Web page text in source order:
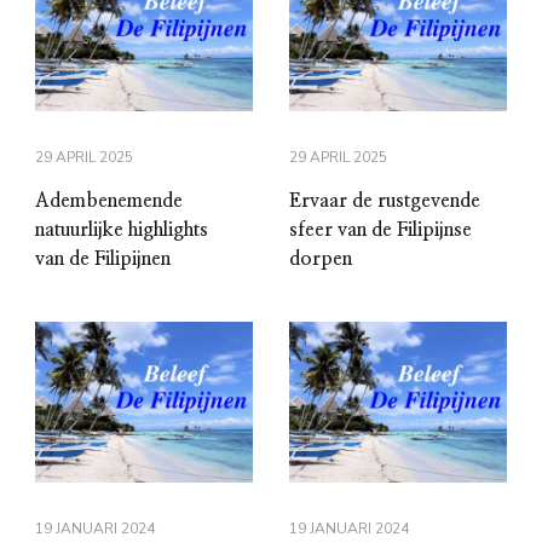
29 APRIL 2025
Adembenemende
natuurlijke highlights
van de Filipijnen
29 APRIL 2025
Ervaar de rustgevende
sfeer van de Filipijnse
dorpen
19 JANUARI 2024 19 JANUARI 2024